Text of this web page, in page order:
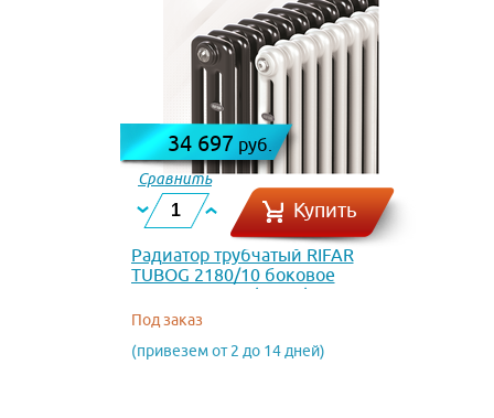
34 697 руб.
Сравнить
Купить
Радиатор трубчатый RIFAR
TUBOG 2180/10 боковое
подключение (Титан)
Под заказ
(привезем от 2 до 14 дней)